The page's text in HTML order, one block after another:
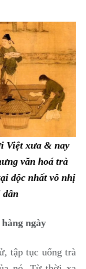
Việt xưa & nay
văn hoá trà
độc nhất vô nhị
ngày
tập tục uống trà